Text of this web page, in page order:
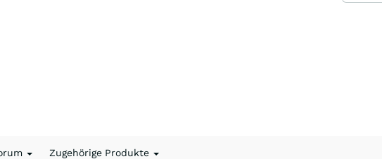
Zugehörige Produkte